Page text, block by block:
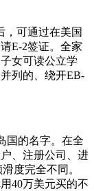
，可通过在美国
E-2签证。全家
女可读公立学
列的、绕开EB-
国的名字。在全
、注册公司、进
度完全不同。
40万美元买的不